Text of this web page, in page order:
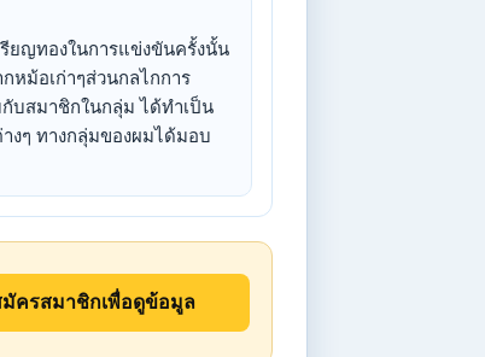
ยญทองในการแข่งขันครั้งนั้น
หม้อเก่าๆส่วนกลไกการ
บสมาชิกในกลุ่ม ได้ทำเป็น
งๆ ทางกลุ่มของผมได้มอบ
มัครสมาชิกเพื่อดูข้อมูล